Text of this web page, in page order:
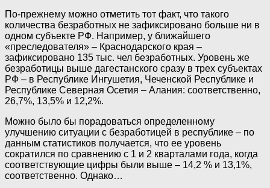
По-прежнему можно отметить тот факт, что такого
количества безработных не зафиксировано больше ни в
одном субъекте РФ. Например, у ближайшего
«преследователя» – Краснодарского края –
зафиксировано 135 тыс. чел безработных. Уровень же
безработицы выше дагестанского сразу в трех субъектах
РФ – в Республике Ингушетия, Чеченской Республике и
Республике Северная Осетия – Алания: соответственно,
26,7%, 13,5% и 12,2%.
Можно было бы порадоваться определенному
улучшению ситуации с безработицей в республике – по
данным статистиков получается, что ее уровень
сократился по сравнению с 1 и 2 кварталами года, когда
соответствующие цифры были выше – 14,2 % и 13,1%,
соответственно. Однако…